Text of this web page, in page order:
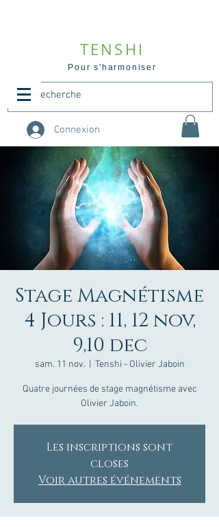
TENSHI
Pour s'harmoniser
Connexion
Stage Magnétisme
4 Jours : 11, 12 nov,
9,10 dec
sam. 11 nov.
  |
Tenshi - Olivier Jaboin
Quatre journées de stage magnétisme avec
Olivier Jaboin.
Les inscriptions sont
closes
Voir autres événements